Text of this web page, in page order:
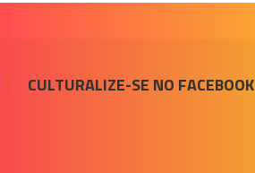
CULTURALIZE-SE NO FACEBOOK